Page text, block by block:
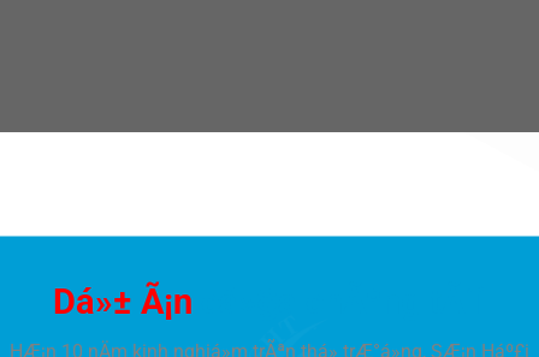
Dá»± Ã¡n
HÆ¡n 10 nÄm kinh nghiá»m trÃªn thá» trÆ°á»ng, SÆ¡n Háº£i